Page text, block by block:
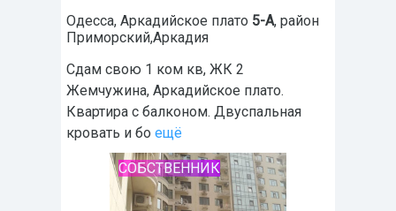
Одесса, Аркадийское плато 5-А, район
Приморский,Аркадия
Сдам свою 1 ком кв, ЖК 2
Жемчужина, Аркадийское плато.
Квартира с балконом. Двуспальная
кровать и бо ещё
СОБСТВЕННИК